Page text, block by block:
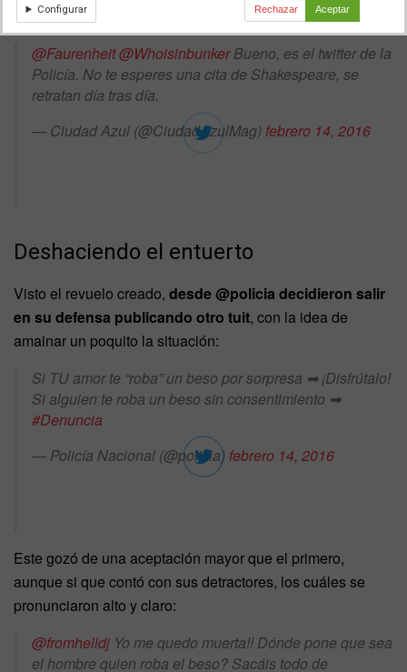
@Faurenheit@WhoisinbunkerBueno, es el twitter de la
Policía. No te esperes una cita de Shakespeare, se
retratan día tras día.
— Ciudad Azul (@CiudadAzulMag) febrero 14, 2016
Deshaciendo el entuerto
Visto el revuelo creado, desde @policia decidieron salir
en su defensa publicando otro tuit, con la idea de
amainar un poquito la situación:
Si TU amor te “roba” un beso por sorpresa ➡ ¡Disfrútalo!
Si alguien te roba un beso sin consentimiento ➡
#Denuncia
— Policía Nacional (@policia) febrero 14, 2016
Este gozó de una aceptación mayor que el primero,
aunque si que contó con sus detractores, los cuáles se
pronunciaron alto y claro:
@fromhelldj Yo me quedo muerta!! Dónde pone que sea
el hombre quien roba el beso? Sacáis todo de
Configurar Rechazar Aceptar